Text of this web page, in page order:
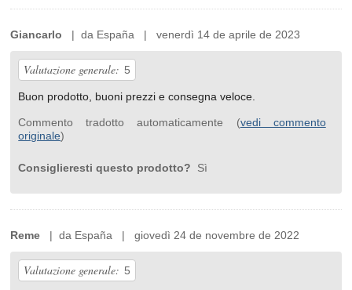
Giancarlo | da España | venerdì 14 de aprile de 2023
Valutazione generale: 5
Buon prodotto, buoni prezzi e consegna veloce.
Commento tradotto automaticamente (vedi commento
originale)
Consiglieresti questo prodotto? Sì
Reme | da España | giovedì 24 de novembre de 2022
Valutazione generale: 5